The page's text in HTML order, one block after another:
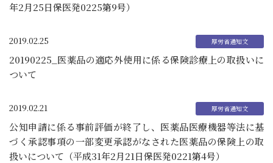
年2月25日保医発0225第9号）
2019.02.25
20190225_医薬品の適応外使用に係る保険診療上の取扱いに
ついて
2019.02.21
公知申請に係る事前評価が終了し、医薬品医療機器等法に基
づく承認事項の一部変更承認がなされた医薬品の保険上の取
扱いについて（平成31年2月21日保医発0221第4号）